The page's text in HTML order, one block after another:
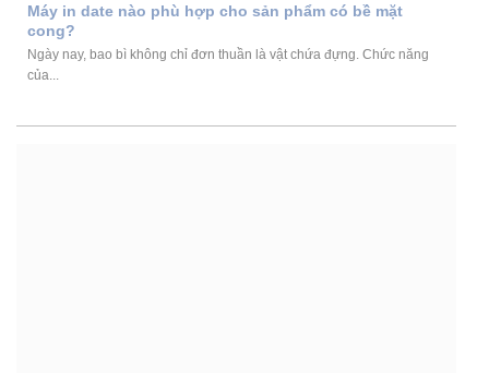
Máy in date nào phù hợp cho sản phẩm có bề mặt
cong?
Ngày nay, bao bì không chỉ đơn thuần là vật chứa đựng. Chức năng
của...